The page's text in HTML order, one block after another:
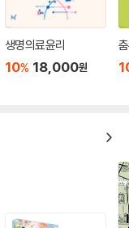
생명의료윤리
10% 18,000원